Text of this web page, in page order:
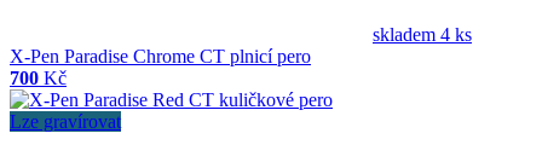
skladem 4 ks
X-Pen Paradise Chrome CT plnicí pero
700 Kč
Lze gravírovat